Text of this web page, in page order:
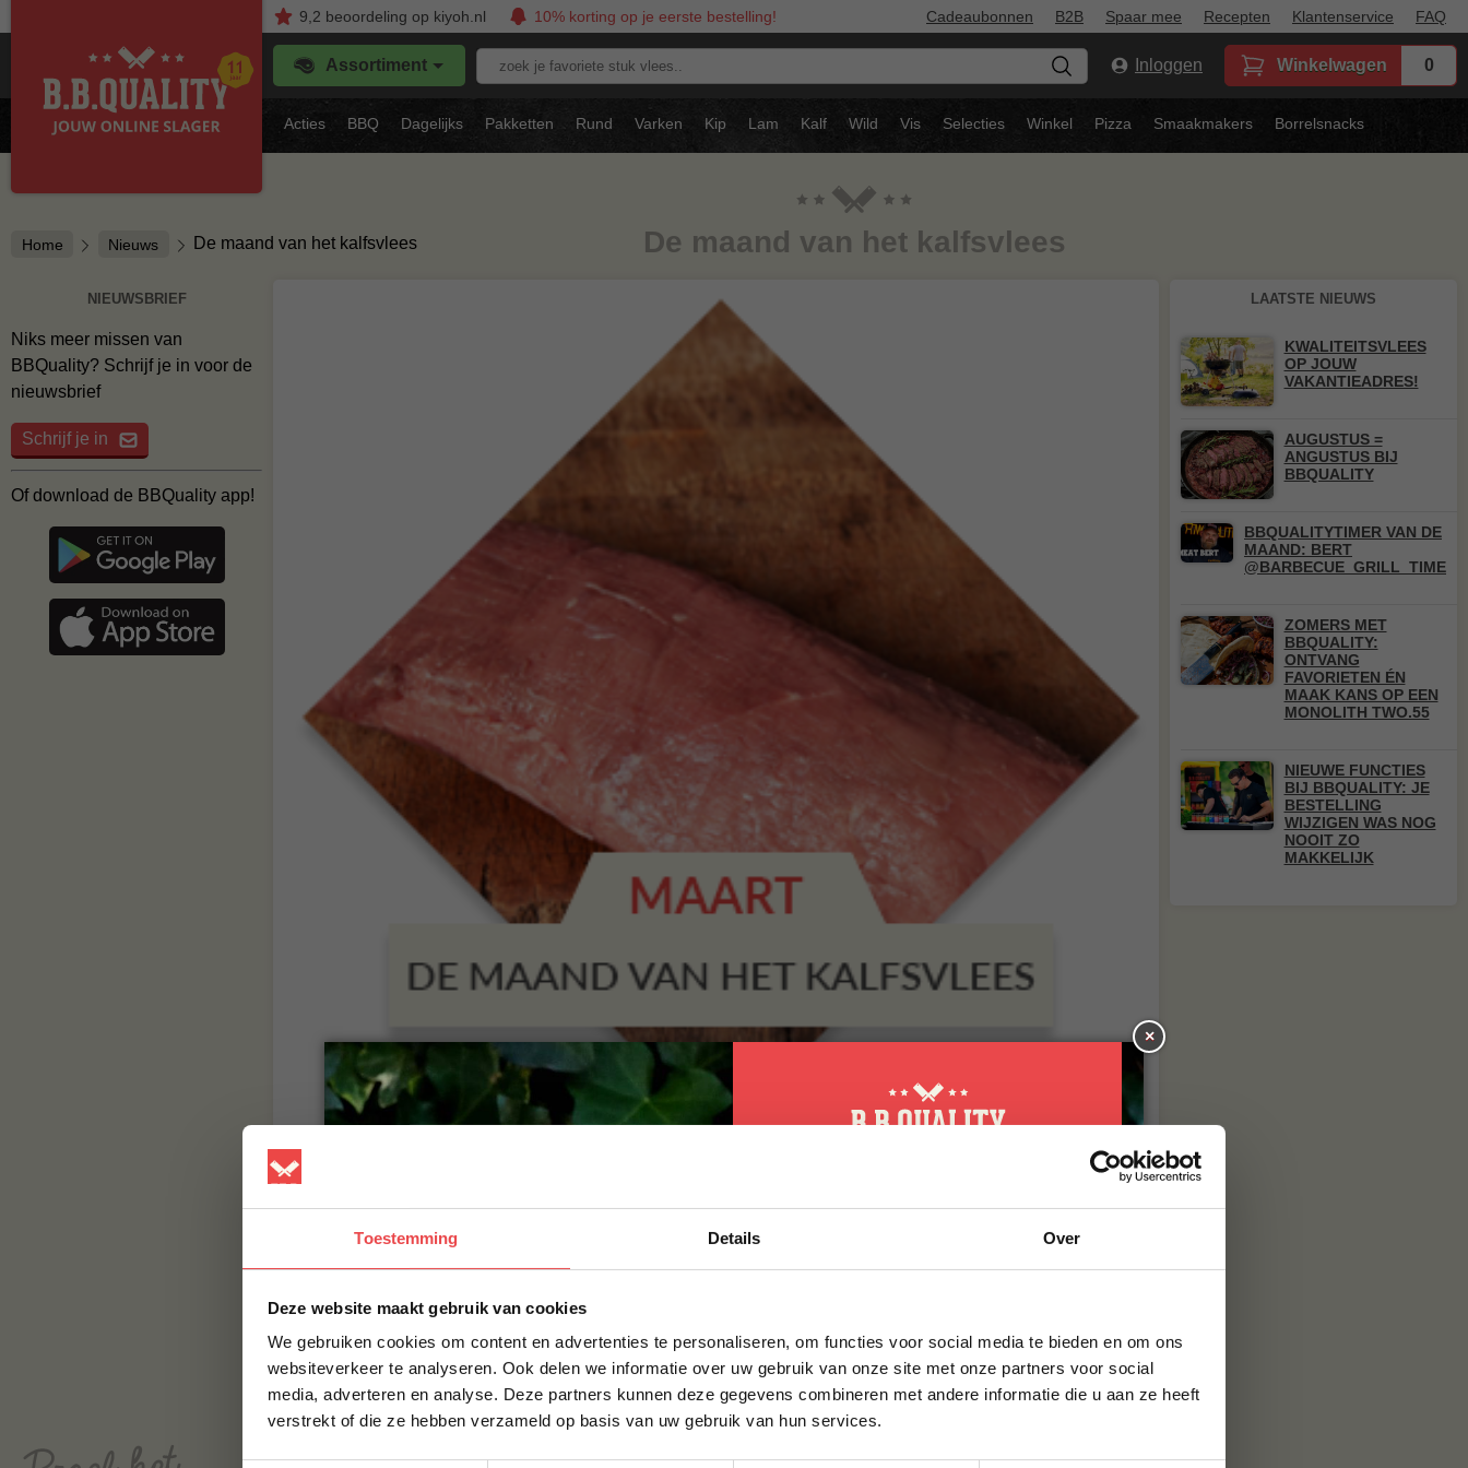
Toestemming Details Over
Deze website maakt gebruik van cookies
We gebruiken cookies om content en advertenties te personaliseren, om functies voor social media te bieden en om ons
websiteverkeer te analyseren. Ook delen we informatie over uw gebruik van onze site met onze partners voor social
media, adverteren en analyse. Deze partners kunnen deze gegevens combineren met andere informatie die u aan ze heeft
verstrekt of die ze hebben verzameld op basis van uw gebruik van hun services.
9,2 beoordelingop kiyoh.nl 10% korting op je eerste bestelling! Cadeaubonnen B2B Spaar mee Recepten Klantenservice FAQ
Assortiment
Zoek
stuk
vlees..
Inloggen Winkelwagen 0
Acties BBQ Dagelijks Pakketten Rund Varken Kip Lam Kalf Wild Vis Selecties Winkel Pizza Smaakmakers Borrelsnacks
Home Nieuws De maand van het kalfsvlees De maand van het kalfsvlees
NIEUWSBRIEF
Niks meer missen van
BBQuality? Schrijf je in voor de
nieuwsbrief
Schrijf je in
Of download de BBQuality app!
LAATSTE NIEUWS
KWALITEITSVLEES
OP JOUW
VAKANTIEADRES!
AUGUSTUS =
ANGUSTUS BIJ
BBQUALITY
BBQUALITYTIMER VAN DE
MAAND: BERT
@BARBECUE_GRILL_TIME
ZOMERS MET
BBQUALITY:
ONTVANG
FAVORIETEN ÉN
MAAK KANS OP EEN
MONOLITH TWO.55
NIEUWE FUNCTIES
BIJ BBQUALITY: JE
BESTELLING
WIJZIGEN WAS NOG
NOOIT ZO
MAKKELIJK
×
10% korting op je
eerste bestelling*
VOORNAAM*